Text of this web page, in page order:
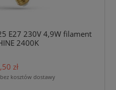
E27 230V 4,9W filament
2400K
zł
kosztów dostawy